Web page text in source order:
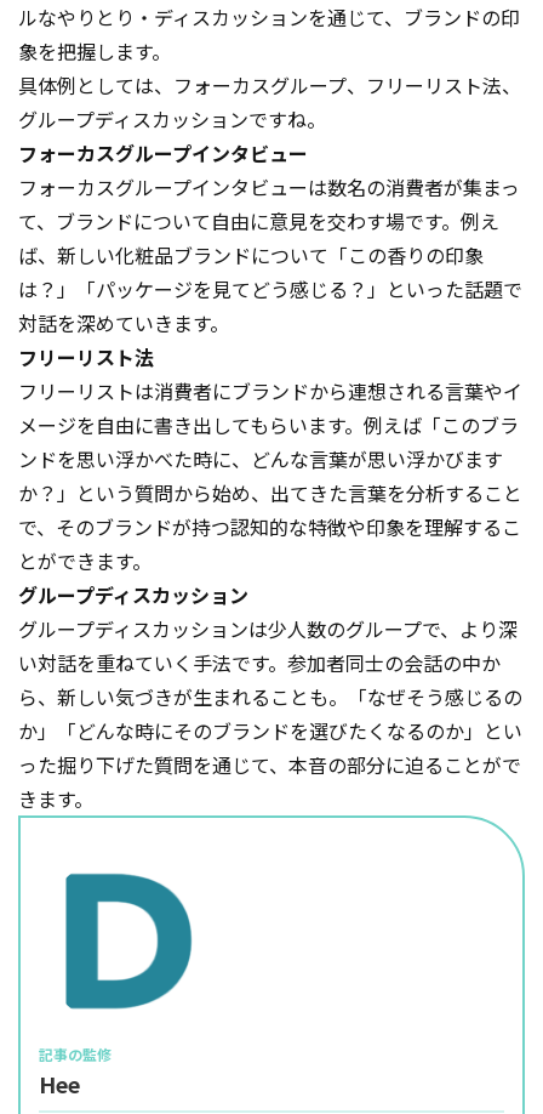
ルなやりとり・ディスカッションを通じて、ブランドの印
象を把握します。
具体例としては、フォーカスグループ、フリーリスト法、
グループディスカッションですね。
フォーカスグループインタビュー
フォーカスグループインタビューは数名の消費者が集まっ
て、ブランドについて自由に意見を交わす場です。例え
ば、新しい化粧品ブランドについて「この香りの印象
は？」「パッケージを見てどう感じる？」といった話題で
対話を深めていきます。
フリーリスト法
フリーリストは消費者にブランドから連想される言葉やイ
メージを自由に書き出してもらいます。例えば「このブラ
ンドを思い浮かべた時に、どんな言葉が思い浮かびます
か？」という質問から始め、出てきた言葉を分析すること
で、そのブランドが持つ認知的な特徴や印象を理解するこ
とができます。
グループディスカッション
グループディスカッションは少人数のグループで、より深
い対話を重ねていく手法です。参加者同士の会話の中か
ら、新しい気づきが生まれることも。「なぜそう感じるの
か」「どんな時にそのブランドを選びたくなるのか」とい
った掘り下げた質問を通じて、本音の部分に迫ることがで
きます。
Hee